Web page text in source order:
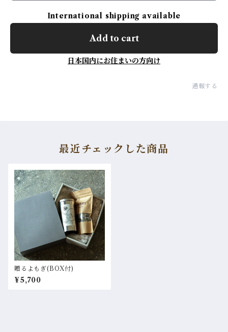
International shipping available
Add to cart
日本国内にお住まいの方向け
通報する
最近チェックした商品
贈るよもぎ(BOX付)
¥5,700